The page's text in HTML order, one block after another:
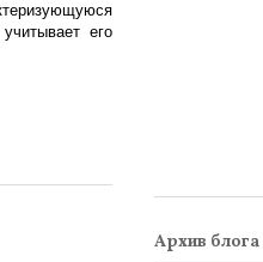
его
Архив блога